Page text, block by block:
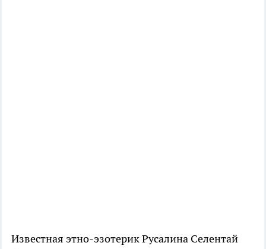
Известная этно-эзотерик Русалина Селентай